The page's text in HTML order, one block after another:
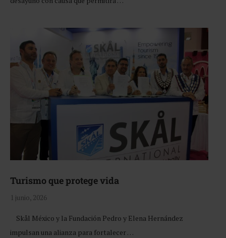
Turismo que protege vida
1 junio, 2026
Skål México y la Fundación Pedro y Elena Hernández
impulsan una alianza para fortalecer …